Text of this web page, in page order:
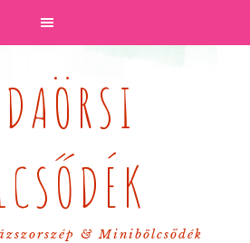
& Minibölcsődék